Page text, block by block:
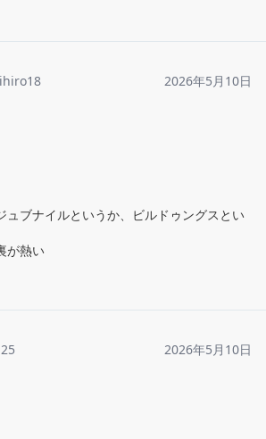
2026年5月10日
ュブナイルというか、ビルドゥングスとい
が熱い
2026年5月10日